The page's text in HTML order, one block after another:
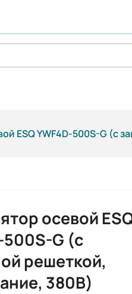
ESQ YWF4D-500S-G (с
осевой
500S-G (с
решеткой,
380В)